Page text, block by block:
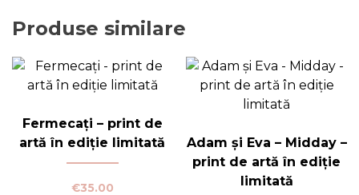
Produse similare
Fermecați – print de
artă în ediție limitată
€35.00
Adam și Eva – Midday –
print de artă în ediție
limitată